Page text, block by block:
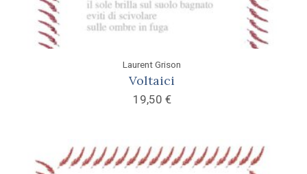
Laurent Grison
Voltaici
19,50 €